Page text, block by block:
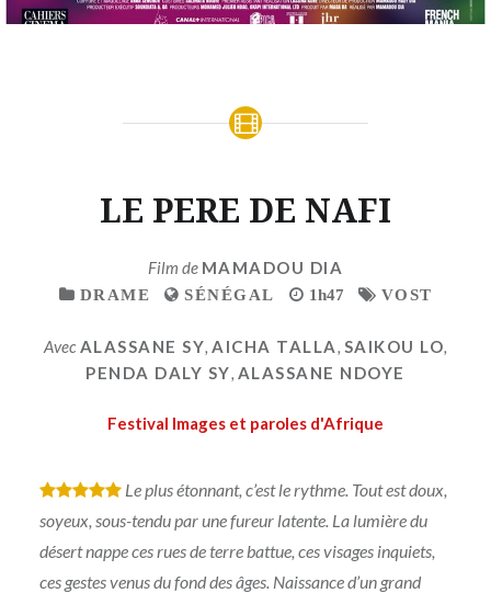
LE PERE DE NAFI
Film de MAMADOU DIA
DRAME SÉNÉGAL 1h47 VOST
AvecALASSANE SY,AICHA TALLA, SAIKOU LO,
PENDA DALY SY, ALASSANE NDOYE
Festival Images et paroles d'Afrique
* * * * *Le plus étonnant, c’est le rythme. Tout est doux,
soyeux, sous-tendu par une fureur latente. La lumière du
désert nappe ces rues de terre battue, ces visages inquiets,
ces gestes venus du fond des âges. Naissance d’un grand